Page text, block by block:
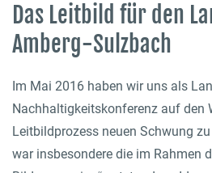
Das Leitbild für den
Amberg-Sulzbach
Im Mai 2016 haben wir uns als
Nachhaltigkeitskonferenz auf den
Leitbildprozess neuen Schwung
war insbesondere die im Rahmen